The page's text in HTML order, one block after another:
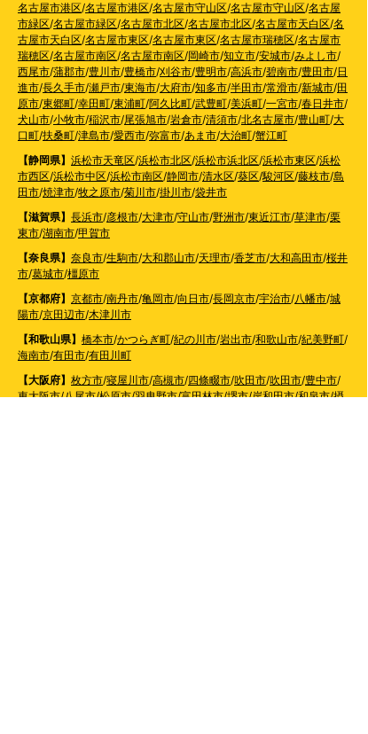
名古屋市港区/名古屋市港区/名古屋市守山区/名古屋市守山区/名古屋
市緑区/名古屋市緑区/名古屋市北区/名古屋市北区/名古屋市天白区/名
古屋市天白区/名古屋市東区/名古屋市東区/名古屋市瑞穂区/名古屋市
瑞穂区/名古屋市南区/名古屋市南区/岡崎市/知立市/安城市/みよし市/
西尾市/蒲郡市/豊川市/豊橋市/刈谷市/豊明市/高浜市/碧南市/豊田市/日
進市/長久手市/瀬戸市/東海市/大府市/知多市/半田市/常滑市/新城市/田
原市/東郷町/幸田町/東浦町/阿久比町/武豊町/美浜町/一宮市/春日井市/
犬山市/小牧市/稲沢市/尾張旭市/岩倉市/清須市/北名古屋市/豊山町/大
口町/扶桑町/津島市/愛西市/弥富市/あま市/大治町/蟹江町
【静岡県】 浜松市天竜区/浜松市北区/浜松市浜北区/浜松市東区/浜松
市西区/浜松市中区/浜松市南区/静岡市/清水区/葵区/駿河区/藤枝市/島
田市/焼津市/牧之原市/菊川市/掛川市/袋井市
【滋賀県】 長浜市/彦根市/大津市/守山市/野洲市/東近江市/草津市/栗
東市/湖南市/甲賀市
【奈良県】 奈良市/生駒市/大和郡山市/天理市/香芝市/大和高田市/桜井
市/葛城市/橿原市
【京都府】 京都市/南丹市/亀岡市/向日市/長岡京市/宇治市/八幡市/城
陽市/京田辺市/木津川市
【和歌山県】 橋本市/かつらぎ町/紀の川市/岩出市/和歌山市/紀美野町/
海南市/有田市/有田川町
【大阪府】 枚方市/寝屋川市/高槻市/四條畷市/吹田市/吹田市/豊中市/
東大阪市/八尾市/松原市/羽曳野市/富田林市/堺市/岸和田市/和泉市/摂